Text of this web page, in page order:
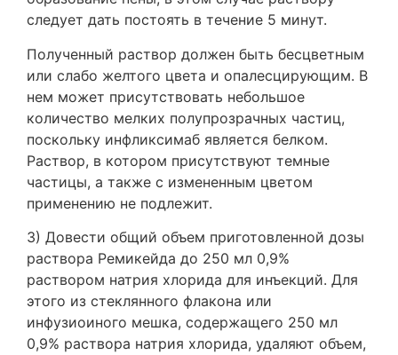
следует дать постоять в течение 5 минут.
Полученный раствор должен быть бесцветным
или слабо желтого цвета и опалесцирующим. В
нем может присутствовать небольшое
количество мелких полупрозрачных частиц,
поскольку инфликсимаб является белком.
Раствор, в котором присутствуют темные
частицы, а также с измененным цветом
применению не подлежит.
3) Довести общий объем приготовленной дозы
раствора Ремикейда до 250 мл 0,9%
раствором натрия хлорида для инъекций. Для
этого из стеклянного флакона или
инфузиоиного мешка, содержащего 250 мл
0,9% раствора натрия хлорида, удаляют объем,